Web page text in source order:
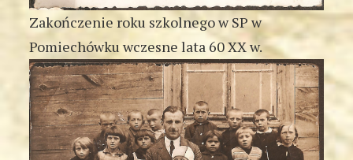
Zakończenie roku szkolnego w SP w
Pomiechówku wczesne lata 60 XX w.